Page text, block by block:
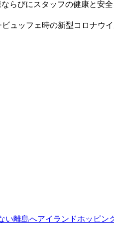
らびにスタッフの健康と安
ビュッフェ時の新型コロナウ
い離島へアイランドホッピン